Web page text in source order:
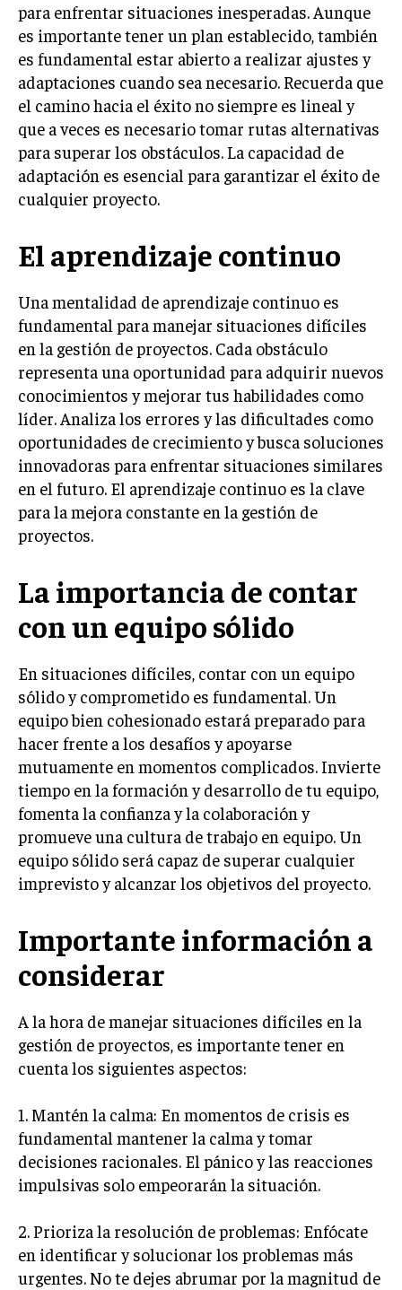
TECNOLOGIA
SOSTENIBILIDAD Y MEDIO AMBIENTE
GESTIÓN DE LA INNOVACIÓN TECNOLÓGICA
TRANSFORMACIÓN DIGITAL
ANALÍTICA EMPRESARIAL Y BUSINESS
INTELLIGENCE
CIBERSEGURIDAD EMPRESARIAL
EMPRESAS FAMILIARES Y SUCESIÓN
NEGOCIACIÓN Y RESOLUCIÓN DE CONFLICTOS
DERECHO EMPRESARIAL Y REGULACIONES
ÉXITO EMPRESARIAL Y CASOS DE ESTUDIO
GOBIERNO CORPORATIVO
NEGOCIOS
ESTRATEGIAS DE NEGOCIOS
MARKETING B2B
MARKETING B2C
FRANQUICIAS
MARKETING DE INFLUENCERS
E-COMMERCE Y COMERCIO ELECTRÓNICO
ESTRATEGIAS DE PRICING Y GESTIÓN DE
PRECIOS
GESTIÓN DE CRISIS EMPRESARIALES
EMPRESAS Y STARTUPS TECNOLÓGICAS
GESTIÓN DE LA EXPERIENCIA DEL CLIENTE
MÁS
PROYECTOS
GESTIÓN DE OPERACIONES Y CADENA DE
SUMINISTRO
LOGÍSTICA EMPRESARIAL
CALIDAD Y MEJORA CONTINUA
TALENTOS
RECURSOS HUMANOS Y GESTIÓN DEL
COMPENSACIÓN Y BENEFICIOS
RECLUTAMIENTO Y SELECCIÓN
GESTIÓN DEL DESEMPEÑO
CULTURA Y CLIMA ORGANIZACIONAL
para enfrentar situaciones inesperadas. Aunque
es importante tener un plan establecido, también
es fundamental estar abierto a realizar ajustes y
adaptaciones cuando sea necesario. Recuerda que
el camino hacia el éxito no siempre es lineal y
que a veces es necesario tomar rutas alternativas
para superar los obstáculos. La capacidad de
adaptación es esencial para garantizar el éxito de
cualquier proyecto.
El aprendizaje continuo
Una mentalidad de aprendizaje continuo es
fundamental para manejar situaciones difíciles
en la gestión de proyectos. Cada obstáculo
representa una oportunidad para adquirir nuevos
conocimientos y mejorar tus habilidades como
líder. Analiza los errores y las dificultades como
oportunidades de crecimiento y busca soluciones
innovadoras para enfrentar situaciones similares
en el futuro. El aprendizaje continuo es la clave
para la mejora constante en la gestión de
proyectos.
La importancia de contar
con un equipo sólido
En situaciones difíciles, contar con un equipo
sólido y comprometido es fundamental. Un
equipo bien cohesionado estará preparado para
hacer frente a los desafíos y apoyarse
mutuamente en momentos complicados. Invierte
tiempo en la formación y desarrollo de tu equipo,
fomenta la confianza y la colaboración y
promueve una cultura de trabajo en equipo. Un
equipo sólido será capaz de superar cualquier
imprevisto y alcanzar los objetivos del proyecto.
Importante información a
considerar
A la hora de manejar situaciones difíciles en la
gestión de proyectos, es importante tener en
cuenta los siguientes aspectos:
1. Mantén la calma: En momentos de crisis es
fundamental mantener la calma y tomar
decisiones racionales. El pánico y las reacciones
impulsivas solo empeorarán la situación.
2. Prioriza la resolución de problemas: Enfócate
en identificar y solucionar los problemas más
urgentes. No te dejes abrumar por la magnitud de